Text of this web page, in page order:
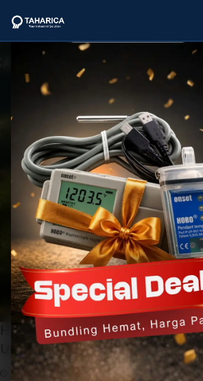
Categories
Brands
Service
Industries
Blogs
Hobo Water Level Fungsi:
Ukur Ketinggian Air
January 5, 2026 THC SEO Leave a